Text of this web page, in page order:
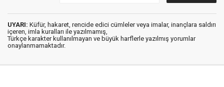
UYARI: Küfür, hakaret, rencide edici cümleler veya imalar, inançlara saldırı
içeren, imla kuralları ile yazılmamış,
Türkçe karakter kullanılmayan ve büyük harflerle yazılmış yorumlar
onaylanmamaktadır.